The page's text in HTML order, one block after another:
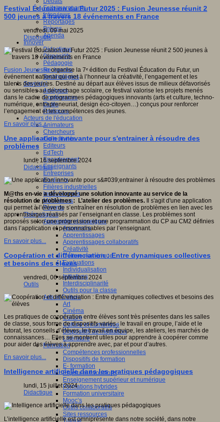
Faits marquants
Interviews
Reportages
Brèves
Agenda
Innover
Didactique
Dispositifs
Pédagogie
Recherche
Technologies
Savoir(s)
Analyses
Conférences
Outils
Pratiques
Acteurs de l'éducation
Animateurs
Chercheurs
Collectivités
Editeurs
EdTech
Encadrement
Enseignants
Entreprises
Etudiants
Filières industrielles
Institutionnels
Médiateurs
Parents
Thématiques
Apprendre et enseigner
Apprendre
Apprentissages
Apprentissages collaboratifs
Créativité
Culture numérique
Evaluations
Individualisation
Initiatives
Interdisciplinarité
Outils pour la classe
Arts et Culture
Art
Cinéma
Culture
Culture et numérique
Dispositifs de médiation
Littérature
Formation
Compétences professionnelles
Dispositifs de formation
E- formation
Enjeux et évolutions
Enseignement supérieur et numérique
Formations hybrides
Formation universitaire
Mooc’s
Outils collaboratifs
Sites ressources
Festival Éducation du Futur 2025 : Fusion Jeunesse réunit 2
500 jeunes à travers 18 événements en France
vendredi, 09 mai 2025
Dispositifs
Fusion Jeunesseorganise la 7ᵉ édition du Festival Éducation du Futur, un
événement national qui met à l’honneur la créativité, l’engagement et les
talents des jeunes. Destiné au départ aux élèves issus de milieux défavorisés
ou sensibles au décrochage scolaire, ce festival valorise les projets menés
dans le cadre de programmes pédagogiques innovants (arts et culture, techno-
numérique, entrepreneuriat, design éco-citoyen…) conçus pour renforcer
l’engagement et les compétences des jeunes.
En savoir plus...
Une application innovante pour s'entrainer à résoudre des
problèmes
lundi, 16 septembre 2024
Didactique
M@ths en-vie a développé une solution innovante au service de la
résolution de problèmes : L’atelier des problèmes. Il s'agit d'une application
qui permet à l’élève de s’entraîner en résolution de problèmes en lien avec les
apprentissages réalisés par l’enseignant en classe. Les problèmes sont
proposés selon une progression et une programmation du CP au CM2 définies
dans l’application et personnalisables par l’enseignant.
En savoir plus...
Coopération et différenciation : Entre dynamiques collectives
et besoins des élèves
vendredi, 06 septembre 2024
Outils
Les pratiques de coopération entre élèves sont très présentes dans les salles
de classe, sous forme de dispositifs variés : le travail en groupe, l’aide et le
tutorat, les conseils d’élèves, le travail en équipe, les ateliers, les marchés de
connaissances… Elles se montrent utiles pour apprendre à coopérer comme
pour aider des élèves à apprendre avec, par et pour d’autres.
En savoir plus...
Intelligence artificielle dans les pratiques pédagogiques
lundi, 15 juillet 2024
Didactique
L’intelligence artificielle est omniprésente dans notre société, dans notre